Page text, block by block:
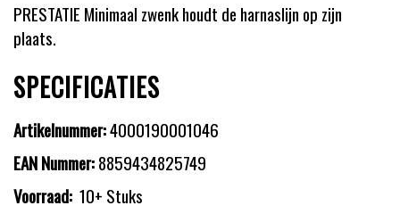
PRESTATIE Minimaal zwenk houdt de harnaslijn op zijn
plaats.
SPECIFICATIES
Artikelnummer:4000190001046
EAN Nummer:8859434825749
Voorraad: 10+ Stuks